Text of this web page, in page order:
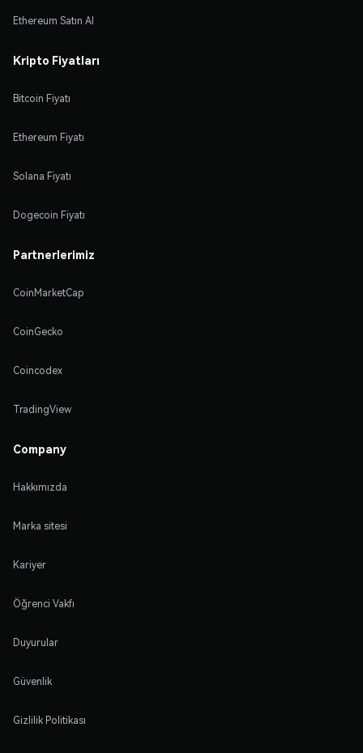
Ethereum Satın Al
Kripto Fiyatları
Bitcoin Fiyatı
Ethereum Fiyatı
Solana Fiyatı
Dogecoin Fiyatı
Partnerlerimiz
CoinMarketCap
CoinGecko
Coincodex
TradingView
Company
Hakkımızda
Marka sitesi
Kariyer
Öğrenci Vakfı
Duyurular
Güvenlik
Gizlilik Politikası